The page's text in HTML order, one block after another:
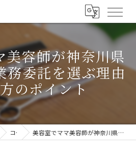
美容師が神奈川県
委託を選ぶ理由
のポイント
コラム 美容室でママ美容師が神奈川県厚木市Agu業務委託を選ぶ理由と働き方のポイント